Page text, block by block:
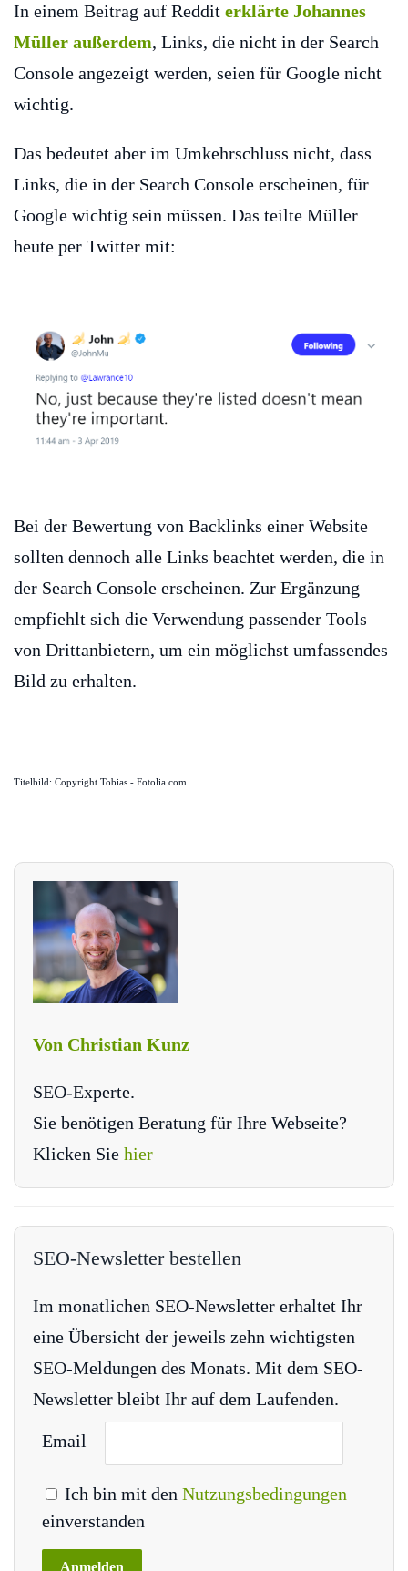
In einem Beitrag auf Reddit erklärte Johannes
Müller außerdem, Links, die nicht in der Search
Console angezeigt werden, seien für Google nicht
wichtig.
Das bedeutet aber im Umkehrschluss nicht, dass
Links, die in der Search Console erscheinen, für
Google wichtig sein müssen. Das teilte Müller
heute per Twitter mit:
Bei der Bewertung von Backlinks einer Website
sollten dennoch alle Links beachtet werden, die in
der Search Console erscheinen. Zur Ergänzung
empfiehlt sich die Verwendung passender Tools
von Drittanbietern, um ein möglichst umfassendes
Bild zu erhalten.
Titelbild: Copyright Tobias - Fotolia.com
Von Christian Kunz
SEO-Experte.
Sie benötigen Beratung für Ihre Webseite?
Klicken Sie hier
SEO-Newsletter bestellen
Im monatlichen SEO-Newsletter erhaltet Ihr
eine Übersicht der jeweils zehn wichtigsten
SEO-Meldungen des Monats. Mit dem SEO-
Newsletter bleibt Ihr auf dem Laufenden.
Email
Ich bin mit den Nutzungsbedingungen
einverstanden